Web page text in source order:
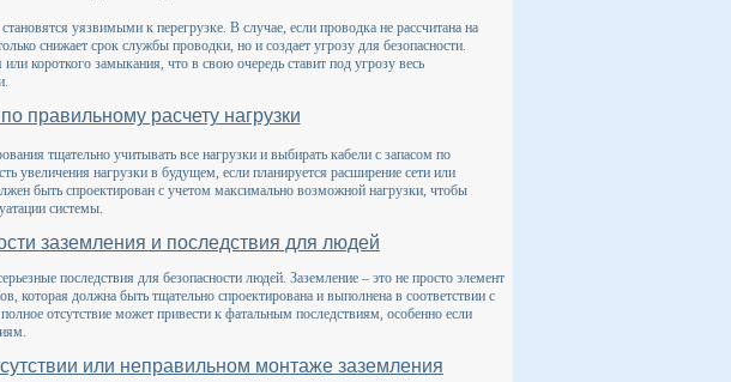
уязвимыми к перегрузке. В случае, если проводка не рассчитана на
снижает срок службы проводки, но и создает угрозу для безопасности.
короткого замыкания, что в свою очередь ставит под угрозу весь
правильному расчету нагрузки
тщательно учитывать все нагрузки и выбирать кабели с запасом по
увеличения нагрузки в будущем, если планируется расширение сети или
быть спроектирован с учетом максимально возможной нагрузки, чтобы
системы.
заземления и последствия для людей
последствия для безопасности людей. Заземление – это не просто элемент
которая должна быть тщательно спроектирована и выполнена в соответствии с
отсутствие может привести к фатальным последствиям, особенно если
или неправильном монтаже заземления